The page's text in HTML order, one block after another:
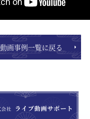
動画事例一覧に戻る